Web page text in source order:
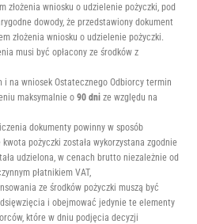
złożenia wniosku o udzielenie pożyczki, pod
dowody, że przedstawiony dokument
złożenia wniosku o udzielenie pożyczki.
musi być opłacony ze środków z
i na wniosek Ostatecznego Odbiorcy termin
maksymalnie o 90 dni ze względu na
dokumenty powinny w sposób
pożyczki została wykorzystana zgodnie
udzielona, w cenach brutto niezależnie od
płatnikiem VAT,
ze środków pożyczki muszą być
i obejmować jedynie te elementy
które w dniu podjęcia decyzji